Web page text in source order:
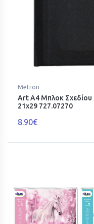
Metron
Art A4 Μπλοκ
21x29 727.07270
8.90€